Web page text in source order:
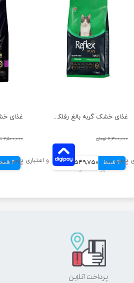
۲,۵۰۰,۰۰۰ تومان
۲,۲۸۹,۰۰۰
4 قسط
غذای خشک گربه بالغ رفلکس پلاس مدل مرغ وزن 1.5 کیلوگرم
۲,۳۰۰,۰۰۰ تومان
۲,۱۹۹,۰۰۰ تومان
4 قسط 549,750 تومانی
پرداخت آنلاین